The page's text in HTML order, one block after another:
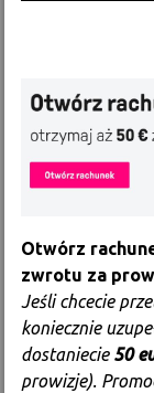
Otwórz
zwrotu za
Jeśli chcecie
koniecznie
dostaniecie 50
prowizje).